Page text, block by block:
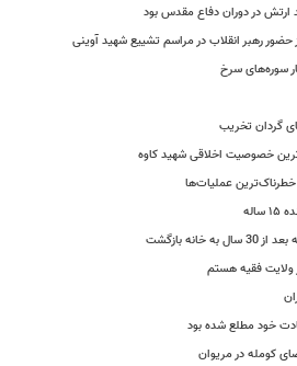
ارتش در دوران دفاع مقدس بود
حضور رهبر انقلاب در مراسم تشییع شهید آوینی
سوره‌های سرخ
گردان تخریب
خصوصیت اخلاقی شهید کاوه
عملیات‌ها
بازگشت
فقیه هستم
خود مطلع شده بود
کومله در مریوان